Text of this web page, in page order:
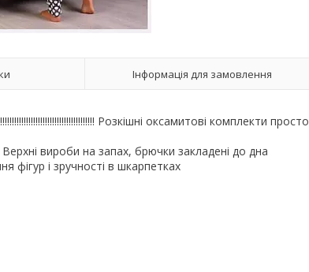
Інформація для замовлення
Розкішні оксамитові комплекти просто
вироби на запах, брючки закладені до дна
фігур і зручності в шкарпетках